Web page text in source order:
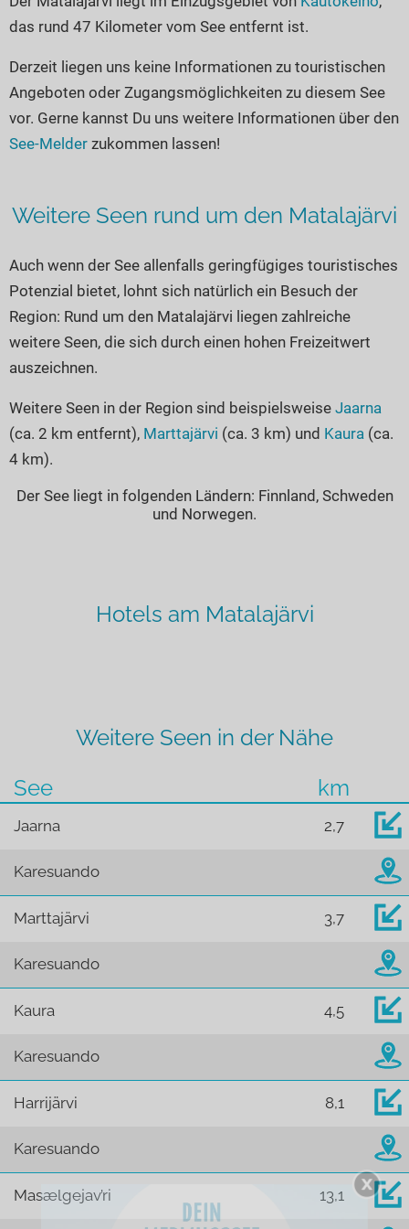
Glamping
Seen in Europa
Österreich
Schweiz
Frankreich
Niederlande
alle Länder…
das rund 47 Kilometer vom See entfernt ist.
Derzeit liegen uns keine Informationen zu touristischen
Angeboten oder Zugangsmöglichkeiten zu diesem See
vor. Gerne kannst Du uns weitere Informationen über den
See-Melder zukommen lassen!
Weitere Seen rund um den Matalajärvi
Auch wenn der See allenfalls geringfügiges touristisches
Potenzial bietet, lohnt sich natürlich ein Besuch der
Region: Rund um den Matalajärvi liegen zahlreiche
weitere Seen, die sich durch einen hohen Freizeitwert
auszeichnen.
Weitere Seen in der Region sind beispielsweise Jaarna
(ca. 2 km entfernt), Marttajärvi (ca. 3 km) und Kaura (ca.
4 km).
Der See liegt in folgenden Ländern: Finnland, Schweden
und Norwegen.
Hotels am Matalajärvi
Weitere Seen in der Nähe
See
km
Jaarna 2,7
Karesuando
Marttajärvi 3,7
Karesuando
Kaura 4,5
Karesuando
Harrijärvi 8,1
Karesuando
Masælgejav’ri 13,1